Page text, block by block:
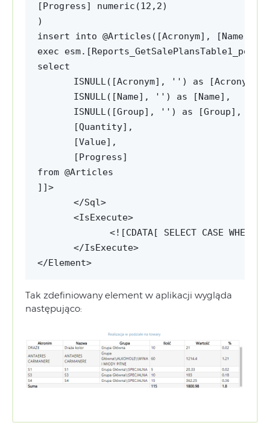
[Progress] numeric(12,2)
)
insert into @Articles([Acronym], [Name],
exec esm.[Reports_GetSalePlansTable1_pol]
ISNULL([Acronym], '') as [Acronym],
ISNULL([Name], '') as [Name],
ISNULL([Group], '') as [Group],
[Quantity],
[Value],
[Progress]
from @Articles
</Sql>
<IsExecute>
<![CDATA[ SELECT CASE
</IsExecute>
Tak zdefiniowany element w aplikacji wygląda
następująco: